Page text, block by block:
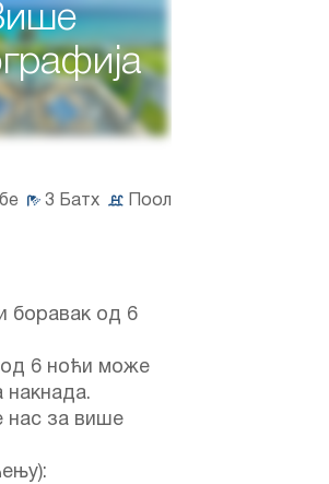
3 Батх Поол
боравак од 6
од 6 ноћи може
накнада.
нас за више